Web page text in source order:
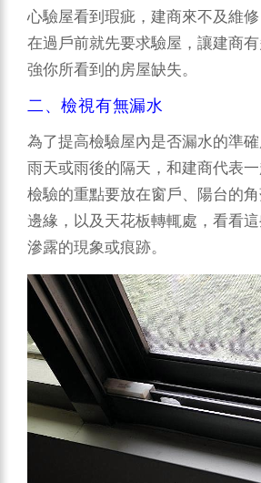
心驗屋看到瑕疵，建商來不及維
在過戶前就先要求驗屋，讓建商
強你所看到的房屋缺失。
二、檢視有無漏水
為了提高檢驗屋內是否漏水的準
雨天或雨後的隔天，和建商代表一
檢驗的重點要放在窗戶、陽台的
邊緣，以及天花板轉輒處，看看
滲露的現象或痕跡。